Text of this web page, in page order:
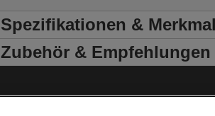
Spezifikationen &
Zubehör & Empfehlungen